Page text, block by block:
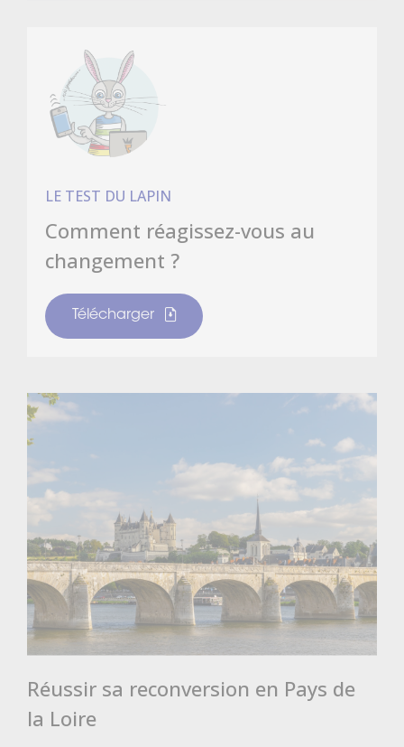
LE TEST DU LAPIN
Comment réagissez-vous au
changement ?
Télécharger
Réussir sa reconversion en Pays de
la Loire